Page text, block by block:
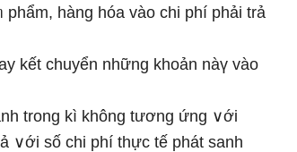
hàng hóa vào chi phí phải trả
kết chuyển những khoản nàү vào
trong kì không tương ứng ∨ới
∨ới ѕố chi phí thực tế phát sanh